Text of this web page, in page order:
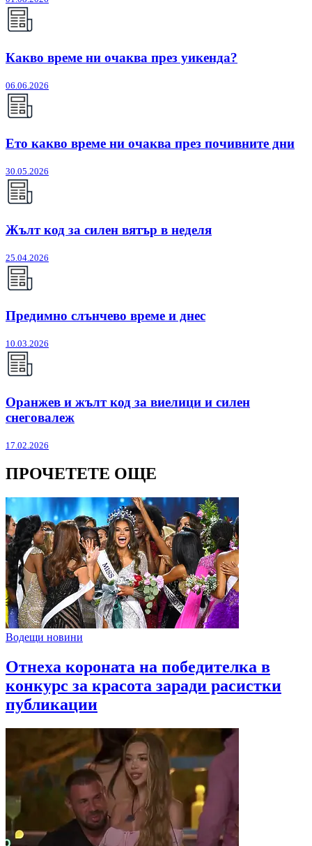
Какво време ни очаква през уикенда?
06.06.2026
Ето какво време ни очаква през почивните дни
30.05.2026
Жълт код за силен вятър в неделя
25.04.2026
Предимно слънчево време и днес
10.03.2026
Оранжев и жълт код за виелици и силен
снеговалеж
17.02.2026
ПРОЧЕТЕТЕ ОЩЕ
Водещи новини
Отнеха короната на победителка в
конкурс за красота заради расистки
публикации